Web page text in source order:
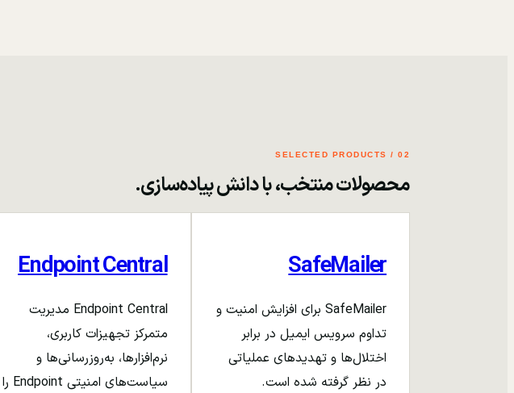
02 / SELECTED PRODUCTS
محصولات منتخب، با دانش پیاده‌سازی.
SafeMailer
SafeMailer برای افزایش امنیت و
تداوم سرویس ایمیل در برابر
اختلال‌ها و تهدیدهای عملیاتی
در نظر گرفته شده است.
Endpoint Central
Endpoint Central مدیریت
متمرکز تجهیزات کاربری،
نرم‌افزارها، به‌روزرسانی‌ها و
سیاست‌های امنیتی Endpoint را